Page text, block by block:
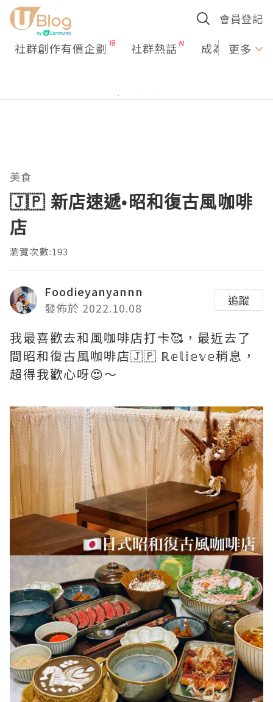
會員登記
社群創作有價企劃 社群熱話 成為U更多
美食
🇯🇵 新店速遞•昭和復古風咖啡
店
瀏覽次數:193
Foodieyanyannn
發佈於 2022.10.08
追蹤
我最喜歡去和風咖啡店打卡🥰，最近去了
間昭和復古風咖啡店🇯🇵 ℝ𝕖𝕝𝕚𝕖𝕧𝕖稍息，
超得我歡心呀😍～